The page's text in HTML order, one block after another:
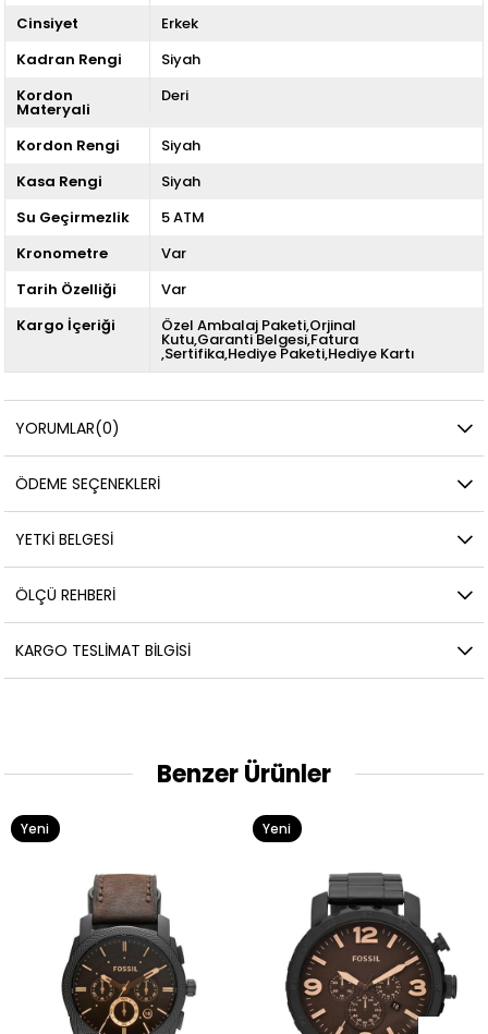
Cinsiyet
Erkek
Kadran Rengi
Siyah
Kordon
Materyali
Deri
Kordon Rengi
Siyah
Kasa Rengi
Siyah
Su Geçirmezlik
5 ATM
Kronometre
Var
Tarih Özelliği
Var
Kargo İçeriği
Özel Ambalaj Paketi,Orjinal
Kutu,Garanti Belgesi,Fatura
,Sertifika,Hediye Paketi,Hediye Kartı
YORUMLAR(0)
ÖDEME SEÇENEKLERI
YETKİ BELGESİ
ÖLÇÜ REHBERI
KARGO TESLIMAT BILGISI
Benzer Ürünler